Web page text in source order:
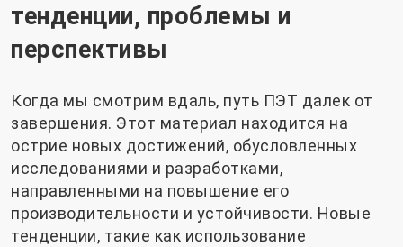
тенденции, проблемы и
перспективы
Когда мы смотрим вдаль, путь ПЭТ далек от
завершения. Этот материал находится на
острие новых достижений, обусловленных
исследованиями и разработками,
направленными на повышение его
производительности и устойчивости. Новые
тенденции, такие как использование